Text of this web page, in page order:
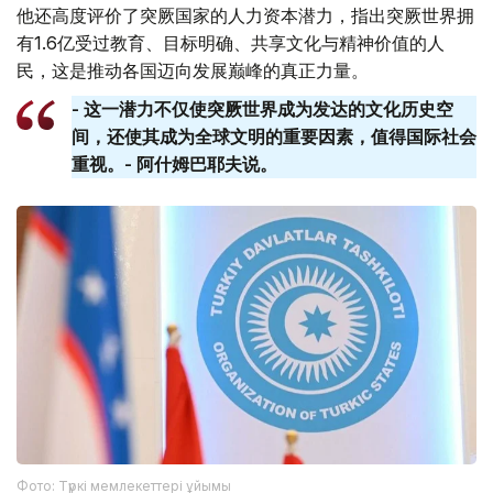
他还高度评价了突厥国家的人力资本潜力，指出突厥世界拥
有1.6亿受过教育、目标明确、共享文化与精神价值的人
民，这是推动各国迈向发展巅峰的真正力量。
- 这一潜力不仅使突厥世界成为发达的文化历史空
间，还使其成为全球文明的重要因素，值得国际社会
重视。- 阿什姆巴耶夫说。
Фото: Түркі мемлекеттері ұйымы